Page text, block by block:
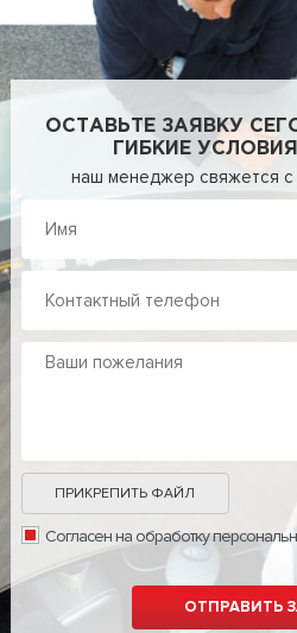
ОСТАВЬТЕ ЗАЯВКУ
ГИБКИЕ
наш менеджер свяжется с
ПРИКРЕПИТЬ ФАЙЛ
Согласен на обработку